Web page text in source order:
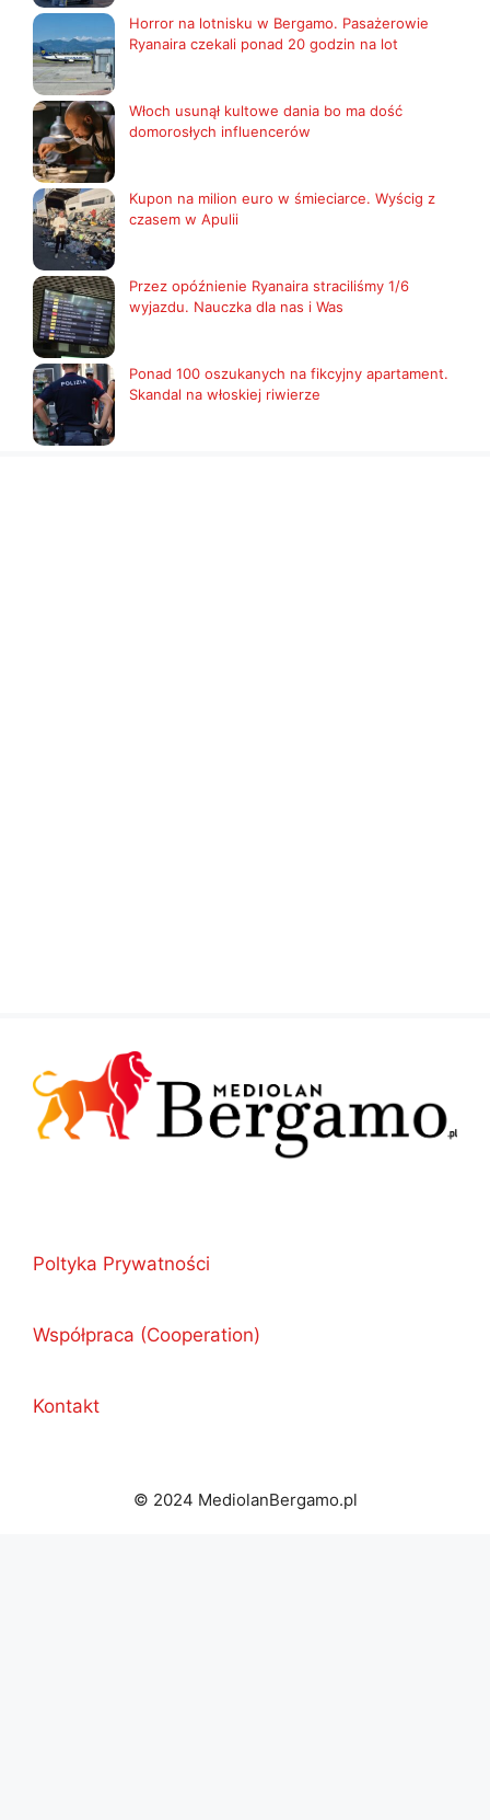
Horror na lotnisku w Bergamo. Pasażerowie
Ryanaira czekali ponad 20 godzin na lot
Włoch usunął kultowe dania bo ma dość
domorosłych influencerów
Kupon na milion euro w śmieciarce. Wyścig z
czasem w Apulii
Przez opóźnienie Ryanaira straciliśmy 1/6
wyjazdu. Nauczka dla nas i Was
Ponad 100 oszukanych na fikcyjny apartament.
Skandal na włoskiej riwierze
Poltyka Prywatności
Współpraca (Cooperation)
Kontakt
© 2024 MediolanBergamo.pl